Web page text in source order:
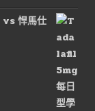
悍馬仕